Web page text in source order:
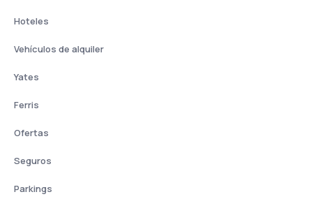
Hoteles
Vehículos de alquiler
Yates
Ferris
Ofertas
Seguros
Parkings